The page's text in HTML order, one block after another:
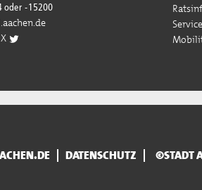
oder -15200
DATENSCHUTZ ©STADT